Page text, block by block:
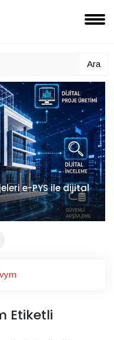
Ara
Etiketli